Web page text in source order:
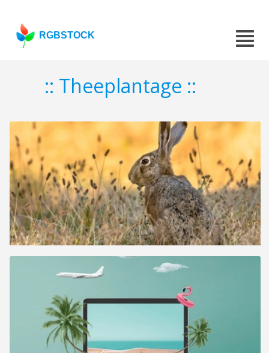
RGBSTOCK
:: Theeplantage ::